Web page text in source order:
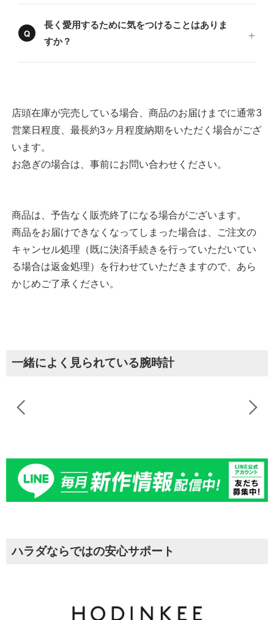
長く愛用するために気をつけることはありま
すか？
店頭在庫が完売している場合、商品のお届けまでに通常3
営業日程度、最長約3ヶ月程度納期をいただく場合がござ
います。
お急ぎの場合は、事前にお問い合わせください。
商品は、予告なく販売終了になる場合がございます。
商品をお届けできなくなってしまった場合は、ご注文の
キャンセル処理（既に決済手続きを行っていただいてい
る場合は返金処理）を行わせていただきますので、あら
かじめご了承ください。
一緒によく見られている腕時計
ハラダならではの安心サポート